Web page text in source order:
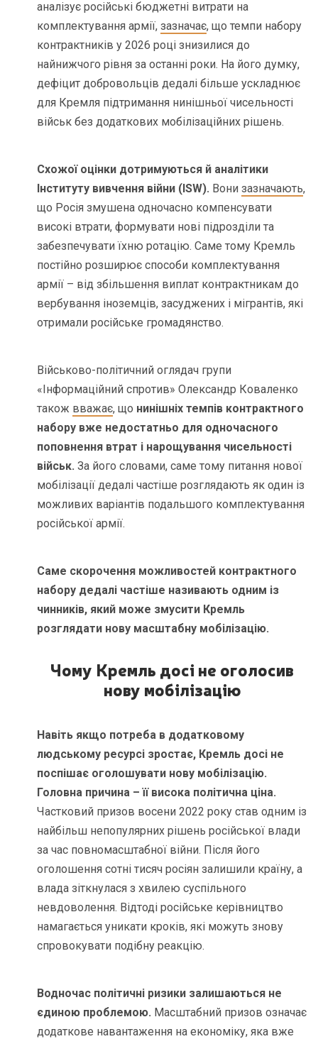
аналізує російські бюджетні витрати на
комплектування армії,зазначає, що темпи набору
контрактників у 2026 році знизилися до
найнижчого рівня за останні роки. На його думку,
дефіцит добровольців дедалі більше ускладнює
для Кремля підтримання нинішньої чисельності
військ без додаткових мобілізаційних рішень.
Схожої оцінки дотримуються й аналітики
Інституту вивчення війни (ISW). Вонизазначають,
що Росія змушена одночасно компенсувати
високі втрати, формувати нові підрозділи та
забезпечувати їхню ротацію. Саме тому Кремль
постійно розширює способи комплектування
армії – від збільшення виплат контрактникам до
вербування іноземців, засуджених і мігрантів, які
отримали російське громадянство.
Військово-політичний оглядач групи
«Інформаційний спротив» Олександр Коваленко
також вважає, що нинішніх темпів контрактного
набору вже недостатньо для одночасного
поповнення втрат і нарощування чисельності
військ. За його словами, саме тому питання нової
мобілізації дедалі частіше розглядають як один із
можливих варіантів подальшого комплектування
російської армії.
Саме скорочення можливостей контрактного
набору дедалі частіше називають одним із
чинників, який може змусити Кремль
розглядати нову масштабну мобілізацію.
Чому Кремль досі не оголосив
нову мобілізацію
Навіть якщо потреба в додатковому
людському ресурсі зростає, Кремль досі не
поспішає оголошувати нову мобілізацію.
Головна причина – її висока політична ціна.
Частковий призов восени 2022 року став одним із
найбільш непопулярних рішень російської влади
за час повномасштабної війни. Після його
оголошення сотні тисяч росіян залишили країну, а
влада зіткнулася з хвилею суспільного
невдоволення. Відтоді російське керівництво
намагається уникати кроків, які можуть знову
спровокувати подібну реакцію.
Водночас політичні ризики залишаються не
єдиною проблемою. Масштабний призов означає
додаткове навантаження на економіку, яка вже